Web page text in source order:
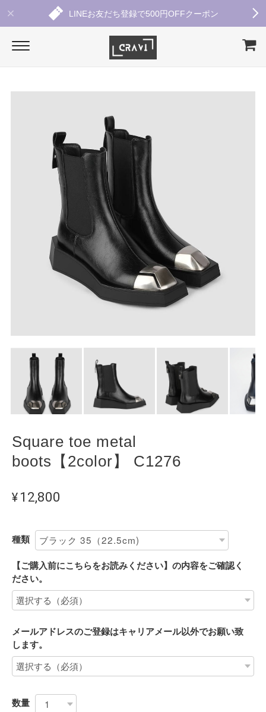
LINEお友だち登録で500円OFFクーポン
Square toe metal
boots【2color】 C1276
¥12,800
種類
【ご購入前にこちらをお読みください】の内容をご確認く
ださい。
メールアドレスのご登録はキャリアメール以外でお願い致
します。
数量